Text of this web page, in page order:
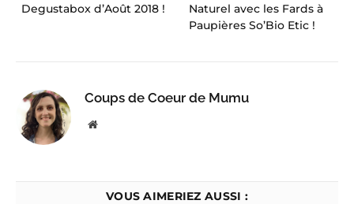
Degustabox d’Août 2018 !
Naturel avec les Fards à
Paupières So’Bio Etic !
Coups de Coeur de Mumu
Website
VOUS AIMERIEZ AUSSI :